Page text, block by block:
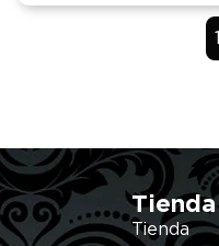
1
Tienda
Tienda